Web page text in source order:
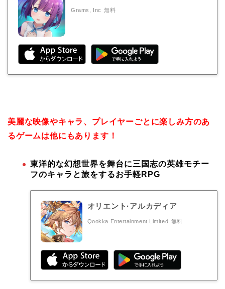
Grams, Inc 無料
美麗な映像やキャラ、プレイヤーごとに楽しみ方のあ
るゲームは他にもあります！
東洋的な幻想世界を舞台に三国志の英雄モチー
フのキャラと旅をするお手軽RPG
オリエント·アルカディア
Qookka Entertainment Limited 無料